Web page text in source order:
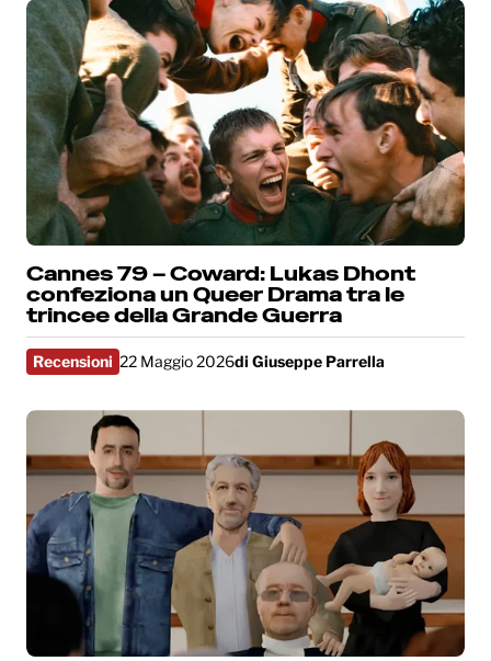
Cannes 79 – Coward: Lukas Dhont
confeziona un Queer Drama tra le
trincee della Grande Guerra
Recensioni 22 Maggio 2026di Giuseppe Parrella